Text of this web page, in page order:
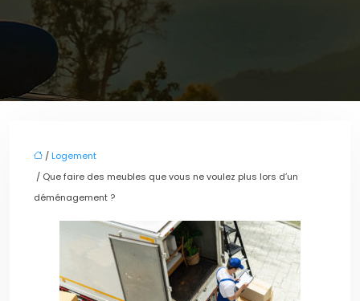
/ Logement
/ Que faire des meubles que vous ne voulez plus lors d’un
déménagement ?